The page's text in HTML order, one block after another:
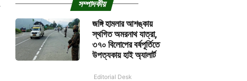
সম্পাদকীয়
জঙ্গি হামলার আশঙ্কায়
স্থগিত অমরনাথ যাত্রা,
৩৭০ বিলোপের বর্ষপূর্তিতে
উপত্যকায় হাই অ্যালার্ট
Editorial Desk